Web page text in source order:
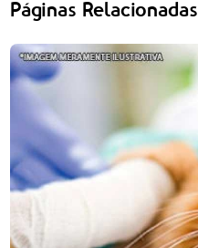
Páginas Relacionadas